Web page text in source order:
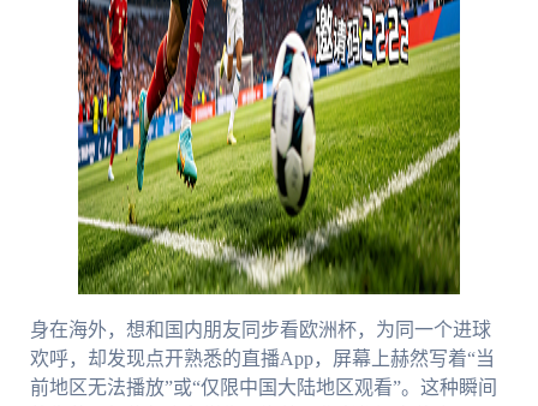
身在海外，想和国内朋友同步看欧洲杯，为同一个进球
欢呼，却发现点开熟悉的直播App，屏幕上赫然写着“当
前地区无法播放”或“仅限中国大陆地区观看”。这种瞬间